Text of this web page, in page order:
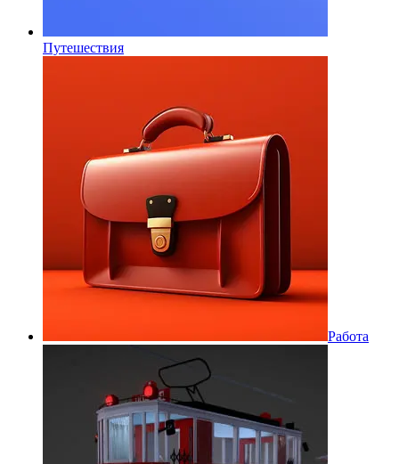
Путешествия
Работа